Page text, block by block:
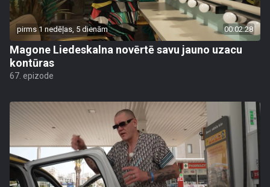
pirms 1 nedēļas, 5 dienām 00:02:28
Magone Liedeskalna novērtē savu jauno uzacu
kontūras
67. epizode